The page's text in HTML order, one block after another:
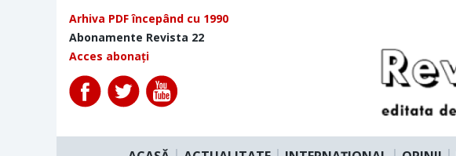
Arhiva PDF începând cu 1990
Abonamente Revista 22
Acces abonați